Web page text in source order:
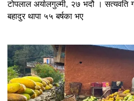
टोपलाल अर्यालगुल्मी, २७ भदौ । सत्यवति
बहादुर थापा ५५ बर्षका भए